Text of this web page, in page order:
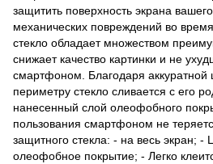
защитить поверхность экрана
механических повреждений во
стекло обладает множеством
снижает качество картинки и не
смартфоном. Благодаря аккуратной
периметру стекло сливается с его
нанесенный слой олеофобного
пользования смартфоном не
защитного стекла: - на весь экран; -
олеофобное покрытие; - Легко